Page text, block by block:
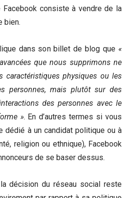
consiste à vendre de la
bien.
dans son billet de blog que «
que nous supprimons ne
caractéristiques physiques ou les
personnes, mais plutôt sur des
des personnes avec le
». En d’autres termes si vous
dédié à un candidat politique ou à
religion ou ethnique), Facebook
de se baser dessus.
décision du réseau social reste